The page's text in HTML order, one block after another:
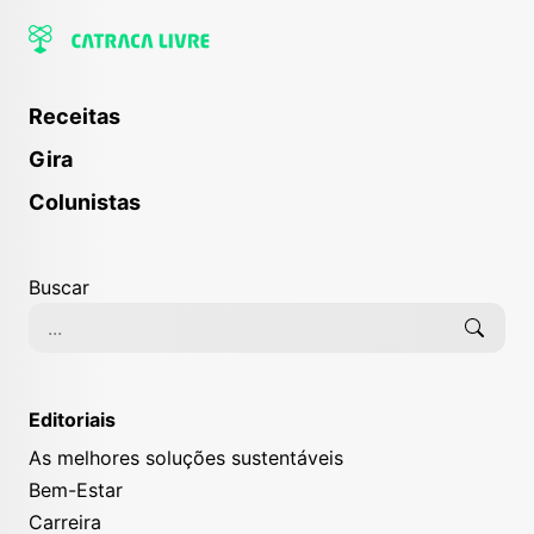
Receitas
Gira
Colunistas
Buscar
Editoriais
As melhores soluções sustentáveis
Bem-Estar
Carreira